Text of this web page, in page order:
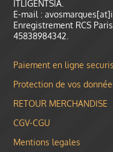
ITLIGENTSIA.
E-mail :
Enregistrement RCS
45838984342.
Paiement en ligne
Protection de vos
RETOUR MERCHANDISE
CGV-CGU
Mentions legales